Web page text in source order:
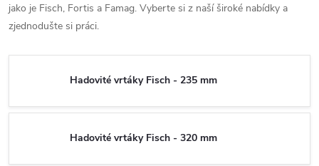
jako je Fisch, Fortis a Famag. Vyberte si z naší široké nabídky a
zjednodušte si práci.
Hadovité vrtáky Fisch - 235 mm
Hadovité vrtáky Fisch - 320 mm